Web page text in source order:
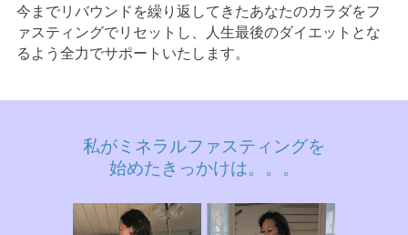
今までリバウンドを繰り返してきたあなたのカラダをフ
ァスティングでリセットし、人生最後のダイエットとな
るよう全力でサポートいたします。
私がミネラルファスティングを
始めたきっかけは。。。